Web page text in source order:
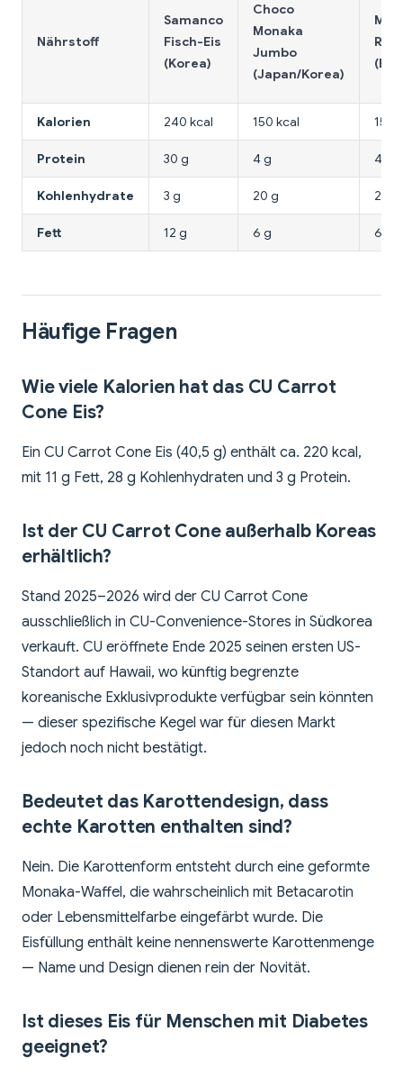
Nährstoff
Samanco
Fisch-Eis
(Korea)
Choco
Monaka
Jumbo
(Japan/Korea)
Kalorien 240 kcal 150 kcal 150
Protein 30 g 4 g 4 g
Kohlenhydrate 3 g 20 g 20 g
Fett 12 g 6 g 6 g
Häufige Fragen
Wie viele Kalorien hat das CU Carrot
Cone Eis?
Ein CU Carrot Cone Eis (40,5 g) enthält ca. 220 kcal,
mit 11 g Fett, 28 g Kohlenhydraten und 3 g Protein.
Ist der CU Carrot Cone außerhalb Koreas
erhältlich?
Stand 2025–2026 wird der CU Carrot Cone
ausschließlich in CU-Convenience-Stores in Südkorea
verkauft. CU eröffnete Ende 2025 seinen ersten US-
Standort auf Hawaii, wo künftig begrenzte
koreanische Exklusivprodukte verfügbar sein könnten
— dieser spezifische Kegel war für diesen Markt
jedoch noch nicht bestätigt.
Bedeutet das Karottendesign, dass
echte Karotten enthalten sind?
Nein. Die Karottenform entsteht durch eine geformte
Monaka-Waffel, die wahrscheinlich mit Betacarotin
oder Lebensmittelfarbe eingefärbt wurde. Die
Eisfüllung enthält keine nennenswerte Karottenmenge
— Name und Design dienen rein der Novität.
Ist dieses Eis für Menschen mit Diabetes
geeignet?